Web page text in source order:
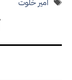
امیر خلوت